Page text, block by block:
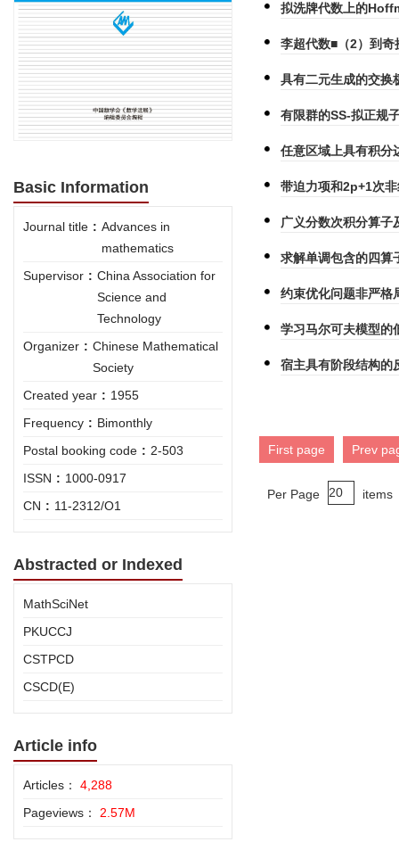
Basic Information
Journal title : Advances in
mathematics
Supervisor : China Association for
Science and
Technology
Organizer : Chinese Mathematical
Society
Created year : 1955
Frequency : Bimonthly
Postal booking code : 2-503
ISSN : 1000-0917
CN : 11-2312/O1
Abstracted or Indexed
MathSciNet
PKUCCJ
CSTPCD
CSCD(E)
Article info
Articles： 4,288
Pageviews： 2.57M
拟洗牌代数上的
李超代数■（2）到
具有二元生成的交换
有限群的SS-拟正规
任意区域上具有积分
带迫力项和2p+1次
广义分数次积分算子
求解单调包含的四算
约束优化问题非严格
学习马尔可夫模型的
宿主具有阶段结构的
First page Prev
Per Page items